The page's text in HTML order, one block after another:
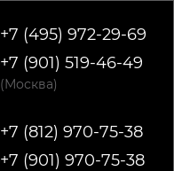
+7 (495) 972-29-69
+7 (901) 519-46-49
(Москва)
+7 (812) 970-75-38
+7 (901) 970-75-38